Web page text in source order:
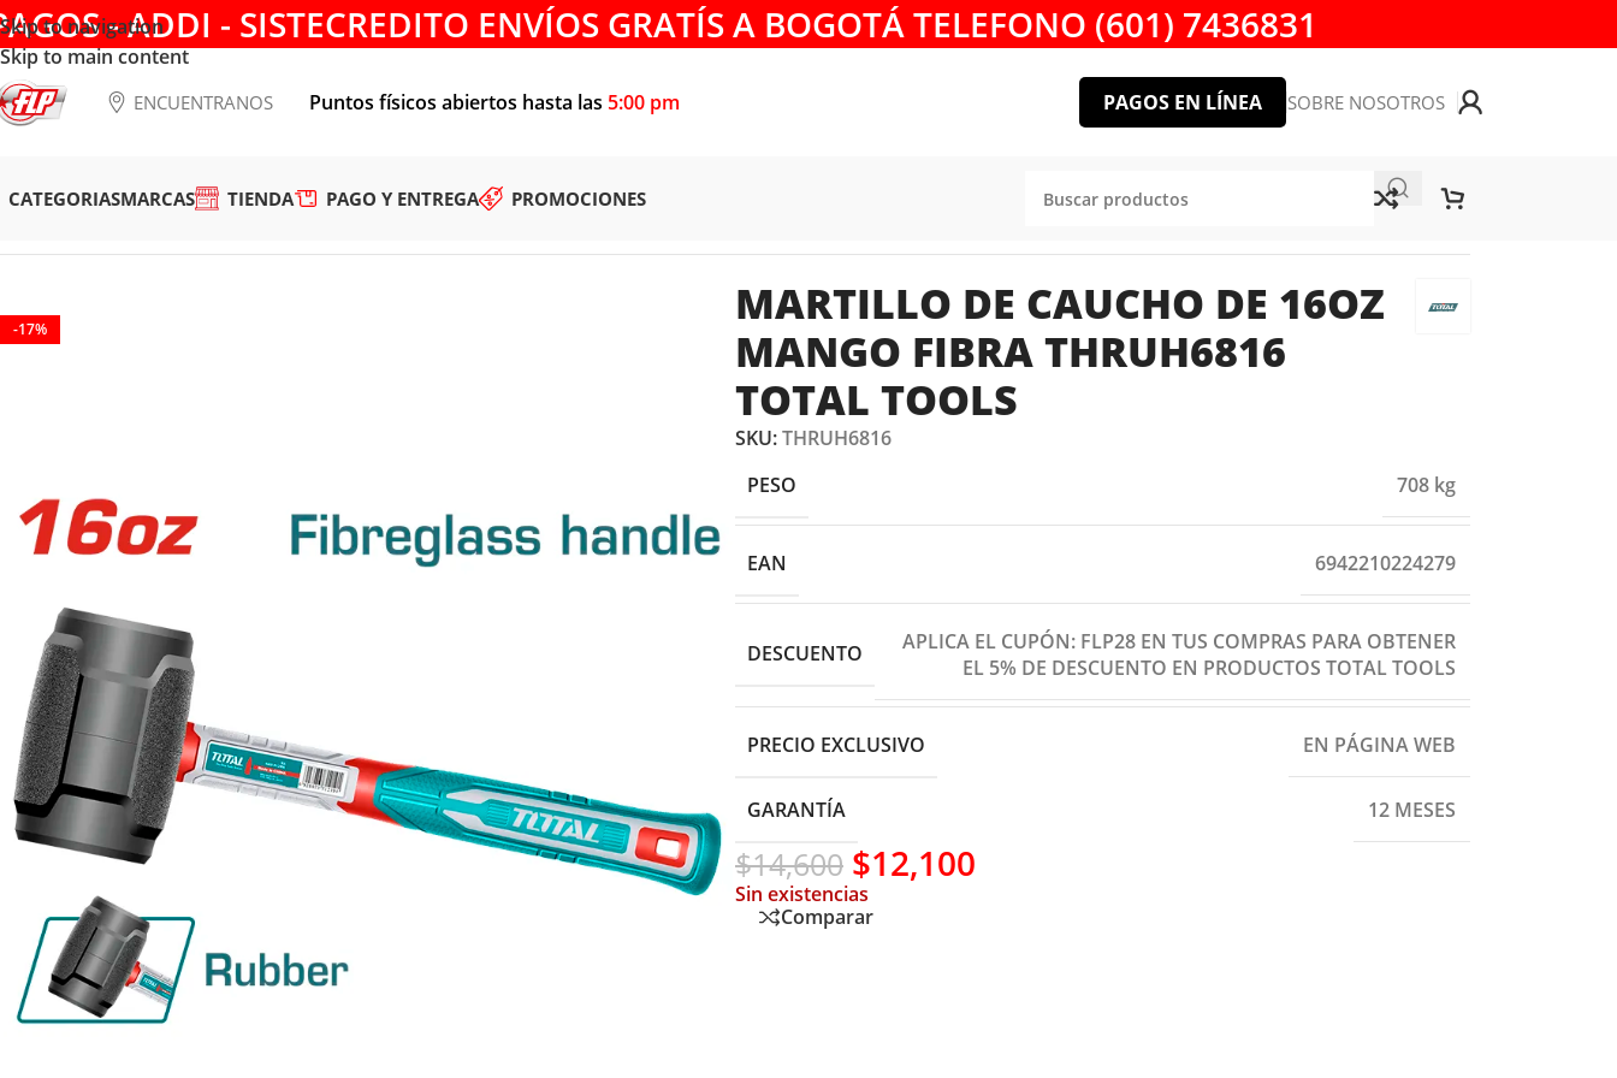
Skip to navigation
Skip to main content
- ADDI - SISTECREDITO ENVÍOS GRATÍS A BOGOTÁ TELEFONO (601) 7436831
ENCUENTRANOS Puntos físicos abiertos hasta las 5:00 pm PAGOS EN LÍNEA SOBRE NOSOTROS
CATEGORIASMARCAS TIENDA PAGO Y ENTREGA PROMOCIONES
-17%
MARTILLO DE CAUCHO DE 16OZ
MANGO FIBRA THRUH6816
TOTAL TOOLS
SKU:THRUH6816
PESO
708 kg
EAN 6942210224279
DESCUENTO
APLICA EL CUPÓN: FLP28 EN TUS COMPRAS PARA OBTENER
EL 5% DE DESCUENTO EN PRODUCTOS TOTAL TOOLS
PRECIO EXCLUSIVO EN PÁGINA WEB
GARANTÍA 12 MESES
$14,600 $12,100
Sin existencias
Comparar